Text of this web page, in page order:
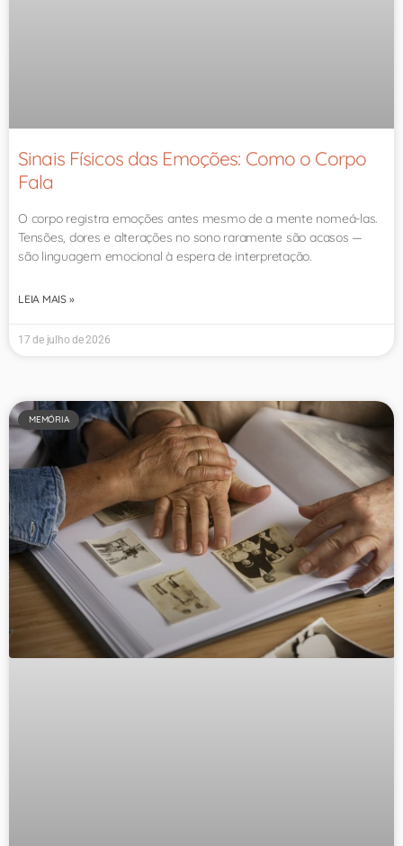
Sinais Físicos das Emoções: Como o Corpo
Fala
O corpo registra emoções antes mesmo de a mente nomeá-las.
Tensões, dores e alterações no sono raramente são acasos —
são linguagem emocional à espera de interpretação.
LEIA MAIS »
17 de julho de 2026
MEMÓRIA